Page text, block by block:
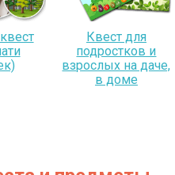
Квест для
подростков и
взрослых на даче,
в доме